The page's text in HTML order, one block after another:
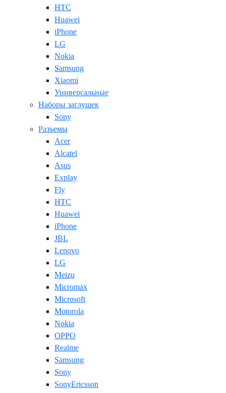
HTC
Huawei
iPhone
LG
Nokia
Samsung
Xiaomi
Универсальные
Наборы заглушек
Sony
Разъемы
Acer
Alcatel
Asus
Explay
Fly
HTC
Huawei
iPhone
JBL
Lenovo
LG
Meizu
Micromax
Microsoft
Motorola
Nokia
OPPO
Realme
Samsung
Sony
SonyEricsson